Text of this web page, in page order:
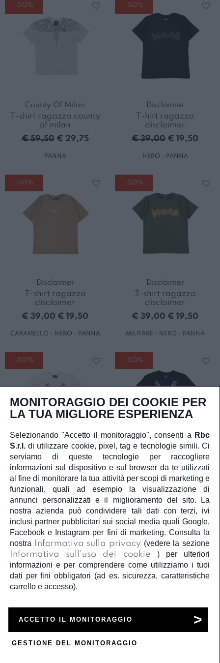
-50%
County Of Milan
T-shirt ragazzo county
of milan
€ 59,50 € 29,75
PANNA
-50%
Disclaimer
T-hirt ragazzo
disclaimer
€ 39,00 € 19,50
NERO - PANNA
-50%
Disclaimer
T-shirt ragazzo
disclaimer
€ 39,00 € 19,50
CARAMELLO - NERO - PANNA
-50%
Disclaimer
T-shirt ragazzo
disclaimer
€ 39,00 € 19,50
MILITARE - NERO - PANNA
-50%
County Of Milan
T-shirt ragazzo county
of milan
€ 55,00 € 27,50
NERO - PANNA
-50%
County Of Milan
T-shirt ragazzo county
of milan
€ 55,00 € 27,50
NERO - PANNA
T-shirt ragazzo county
T-shirt ragazzo county
MONITORAGGIO DEI COOKIE PER
LA TUA MIGLIORE ESPERIENZA
Selezionando "Accetto il monitoraggio", consenti a Rbc
S.r.l. di utilizzare cookie, pixel, tag e tecnologie simili. Ci
serviamo di queste tecnologie per raccogliere
informazioni sul dispositivo e sul browser da te utilizzati
al fine di monitorare la tua attività per scopi di marketing e
funzionali, quali ad esempio la visualizzazione di
annunci personalizzati e il miglioramento del sito. La
nostra azienda può condividere tali dati con terzi, ivi
inclusi partner pubblicitari sui social media quali Google,
Facebook e Instagram per fini di marketing. Consulta la
nostra
Informativa sulla privacy (vedere la sezione
Informativa sull'uso dei cookie
) per ulteriori
informazioni e per comprendere come utilizziamo i tuoi
dati per fini obbligatori (ad es. sicurezza, caratteristiche
carrello e accesso).
ACCETTO IL MONITORAGGIO
GESTIONE DEL MONITORAGGIO